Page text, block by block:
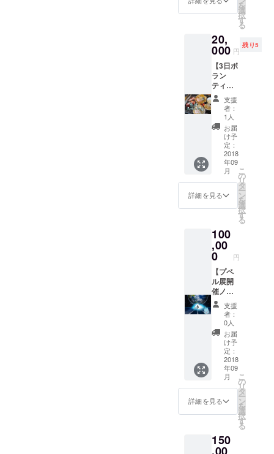
の見え
る街と
す。 来
られた
時に蜃
気楼が
見えた
ら、と
ても素
敵です
ね。
す。
ンド｣や
あり楽
しいで
す。 海
沿いの
ミラー
ジュラ
ンドの
大観覧
車に乗
れば 目
の前に
広がる
大きな
海や 立
山連峰
い山並
みも見
す。 ミ
ラー
ジュラ
ンドに
はポ
ニーも
いて 餌
をあげ
たり、
乗るこ
ともで
きま
す。 こ
ころや
さしい
ポニー
合うこ
とは 心
なると
思いま
ださる
方、い
らして
くだ
さーい♪
メール
にてご
参加く
ださる
ご希望
日をお
聞きし
ます。
よろし
くお願
いしま
す。
ター】
17：00
18：30
～ 2回
講演 ●
映像 ●
人形劇
●読み聞
かせ ●
支援金
の集ま
る金額
によっ
て→ヒ
カル絵
本見れ
ます!!
園児以
下無料
シェ】
●地域の
作家さ
んたち
の楽し
いマル
シェ ●
プペル
展に関
する展
示や販
売 ●ス
ナック
キャン
ディー
もど
き？(な
んか子
もの考
案中) 皆
を
選
択
す
る
20,
000 円
残り5
【3日ボ
ラン
ティア
スタッ
フ券】
●ランチ
＋寝所
ボラン
ティア
とし
て、
「プペ
ル展」
を一緒
に盛り
くださ
る方‼
寝食を
共にし
て味わ
うプペ
ル展…
楽しみ
にして
お待ち
してお
りま
す。 5
日に前
日入
り、わ
からな
いこ
と、ご
希望な
ました
ら メー
支援
者：
1人
お届
け予
定：
2018
年09
月
詳細を見る
こ
の
リ
タ
ー
ン
を
選
択
す
る
100
,00
0 円
【プペ
ル展開
催ノウ
ハウを
プレゼ
ント!!】
ご自分
の手で
ご自分
の街
で、プ
ペル展
を開い
てみた
いとい
う
やって
みたい
支援
者：
0人
お届
け予
定：
2018
年09
月
詳細を見る
こ
の
リ
タ
ー
ン
を
選
択
す
る
150